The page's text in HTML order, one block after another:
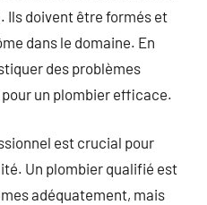
Ils doivent être formés et
dans le domaine. En
des problèmes
un plombier efficace.
est crucial pour
Un plombier qualifié est
adéquatement, mais